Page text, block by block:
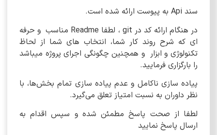
سند Api به پیوست ارائه شده است.
در هنگام ارائه کد در git ، لطفا Readme مناسب و حرفه
ای که شرح روند کار شما، انتخاب های شما از لحاظ
تکنولوژی و ابزار و همچنین چگونگی اجرای پروژه میباشد
را بارگزاری فرمایید.
پیاده سازی ناکامل و عدم پیاده سازی تمام بخش‌ها، با
نظر داوران به نسبت امتیاز تعلق می‌گیرد.
لطفا از صحت پاسخ مطمئن شده و سپس اقدام به
ارسال پاسخ نمایید